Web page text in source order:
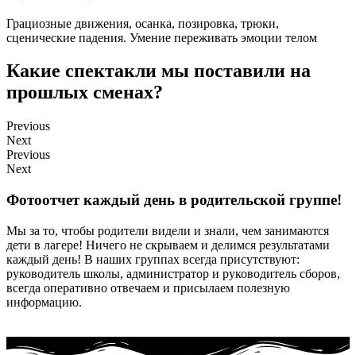
Грациозные движения, осанка, позировка, трюки,
сценические падения. Умение переживать эмоции телом
Какие спектакли мы поставили на
прошлых сменах?
Previous
Next
Previous
Next
Фотоотчет каждый день в родительской группе!
Мы за то, чтобы родители видели и знали, чем занимаются
дети в лагере! Ничего не скрываем и делимся результатами
каждый день! В наших группах всегда присутствуют:
руководитель школы, администратор и руководитель сборов,
всегда оперативно отвечаем и присылаем полезную
информацию.